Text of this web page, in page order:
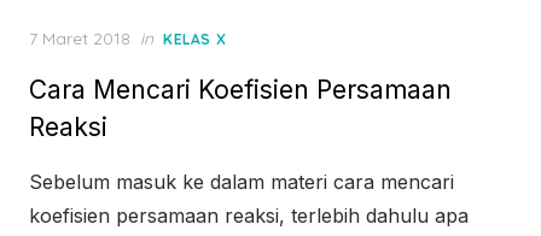
Posted
7 Maret 2018 in KELAS X
Cara Mencari Koefisien Persamaan
Reaksi
Sebelum masuk ke dalam materi cara mencari
koefisien persamaan reaksi, terlebih dahulu apa